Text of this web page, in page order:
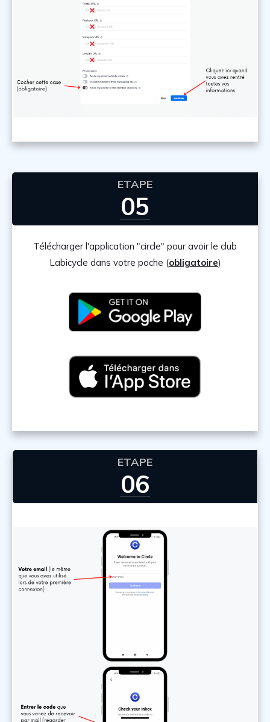
ETAPE
05
Télécharger l'application "circle" pour avoir le club
Labicycle dans votre poche (obligatoire)
ETAPE
06